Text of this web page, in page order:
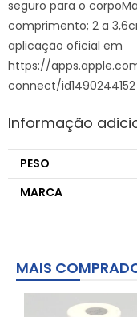
seguro para o
comprimento; 2 a
aplicação oficial em
https://
connect/id1490244152
Informação
PESO
MARCA
MAIS